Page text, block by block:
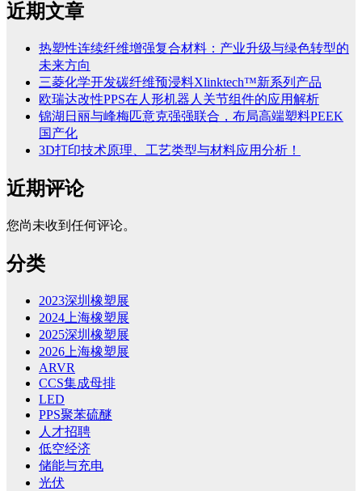
近期文章
热塑性连续纤维增强复合材料：产业升级与绿色转型的
未来方向
三菱化学开发碳纤维预浸料Xlinktech™新系列产品
欧瑞达改性PPS在人形机器人关节组件的应用解析
锦湖日丽与峰梅匹意克强强联合，布局高端塑料PEEK
国产化
3D打印技术原理、工艺类型与材料应用分析！
近期评论
您尚未收到任何评论。
分类
2023深圳橡塑展
2024上海橡塑展
2025深圳橡塑展
2026上海橡塑展
ARVR
CCS集成母排
LED
PPS聚苯硫醚
人才招聘
低空经济
储能与充电
光伏